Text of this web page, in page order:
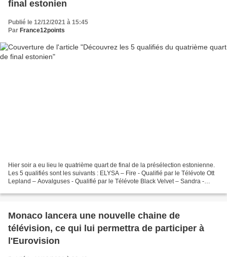
final estonien
Publié le 12/12/2021 à 15:45
Par France12points
Hier soir a eu lieu le quatrième quart de final de la présélection estonienne.
Les 5 qualifiés sont les suivants : ELYSA – Fire - Qualifié par le Télévote Ott
Lepland – Aovalguses - Qualifié par le Télévote Black Velvet – Sandra -
Monaco lancera une nouvelle chaine de
télévision, ce qui lui permettra de participer à
l'Eurovision